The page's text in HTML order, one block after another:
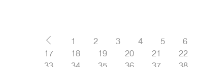
1 2 3 4 5 6
17
18 19 20 21 22